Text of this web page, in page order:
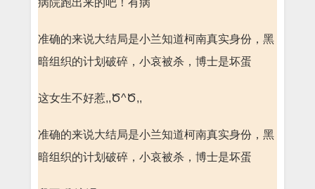
病院跑出来的吧！有病
准确的来说大结局是小兰知道柯南真实身份，黑
暗组织的计划破碎，小哀被杀，博士是坏蛋
这女生不好惹,,Ծ^Ծ,,
准确的来说大结局是小兰知道柯南真实身份，黑
暗组织的计划破碎，小哀被杀，博士是坏蛋